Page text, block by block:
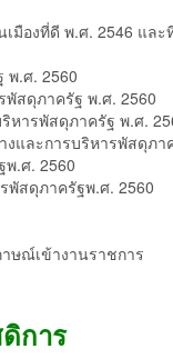
องที่ดี พ.ศ. 2546 และ
พ.ศ. 2560
สดุภาครัฐ พ.ศ. 2560
หารพัสดุภาครัฐ พ.ศ.
และการบริหารพัสดุภา
.ศ. 2560
สดุภาครัฐพ.ศ. 2560
ษณ์เข้างานราชการ
การ